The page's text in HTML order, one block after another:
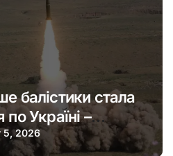
балістики стала
по Україні –
5, 2026